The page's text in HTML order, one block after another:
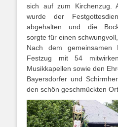
sich auf zum Kirchenzug.
wurde der
abgehalten und die
sorgte für einen
Nach dem gemeinsamen
Festzug mit 54
Musikkapellen sowie den
Bayersdorfer und
den schön geschmückten Ort.